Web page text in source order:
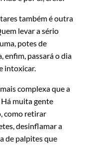
também é outra
levar a sério
potes de
enfim, passará o dia
intoxicar.
complexa que a
muita gente
como retirar
desinflamar a
de palpites que